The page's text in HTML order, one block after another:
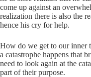
come up against an
realization there is also the
hence his cry for help.
How do we get to our inner
a catastrophe happens that
need to look again at the
part of their purpose.